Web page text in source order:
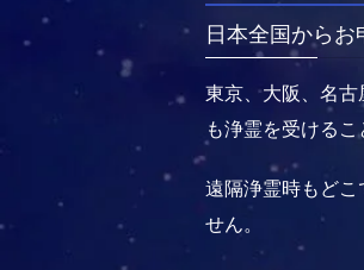
日本全国から
東京、大阪、名古
も浄霊を受けるこ
遠隔浄霊時もどこ
せん。